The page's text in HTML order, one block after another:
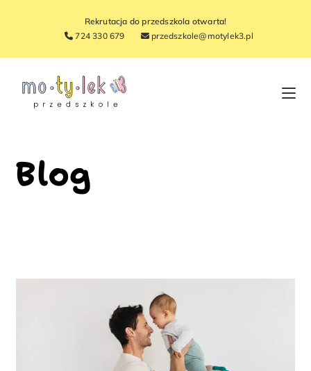
Rekrutacja do przedszkola otwarta!
724 330 679
przedszkole@motylek3.pl
Blog